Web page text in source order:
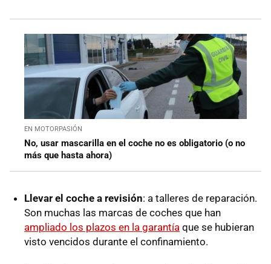
EN MOTORPASIÓN
No, usar mascarilla en el coche no es obligatorio (o no
más que hasta ahora)
Llevar el coche a revisión: a talleres de reparación.
Son muchas las marcas de coches que han
ampliado los plazos en la garantía que se hubieran
visto vencidos durante el confinamiento.